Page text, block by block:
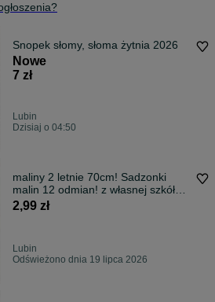
Snopek słomy, słoma żytnia 2026
Nowe
7 zł
Lubin
Dzisiaj o 04:50
maliny 2 letnie 70cm! Sadzonki
malin 12 odmian! z własnej szkółki
CAC
2,99 zł
Lubin
Odświeżono dnia 19 lipca 2026